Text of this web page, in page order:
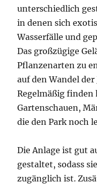
unterschiedlich
in denen sich
Wasserfälle und
Das großzügige
Pflanzenarten zu
auf den Wandel
Regelmäßig finden
Gartenschauen,
die den Park noch
Die Anlage ist gut
gestaltet, sodass
zugänglich ist.